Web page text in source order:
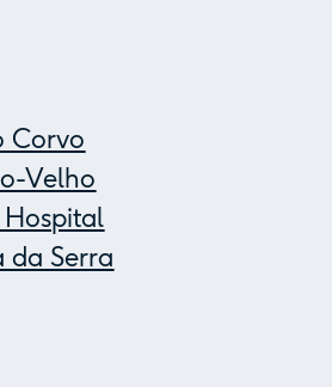
Corvo
Velho
da Serra